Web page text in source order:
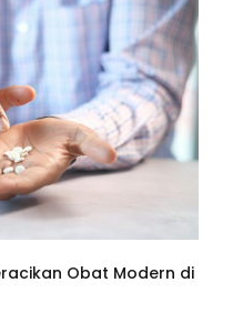
Obat Modern di